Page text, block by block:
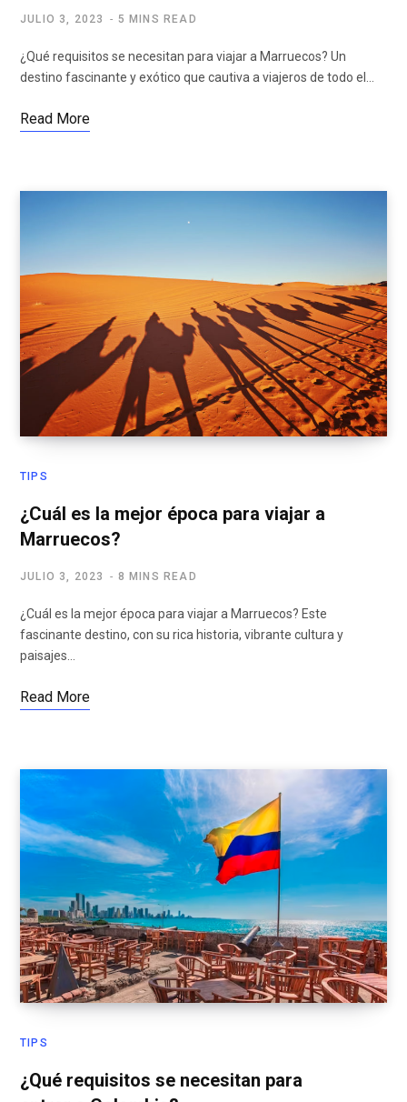
JULIO 3, 2023 5 MINS READ
¿Qué requisitos se necesitan para viajar a Marruecos? Un
destino fascinante y exótico que cautiva a viajeros de todo el…
Read More
TIPS
¿Cuál es la mejor época para viajar a
Marruecos?
JULIO 3, 2023 8 MINS READ
¿Cuál es la mejor época para viajar a Marruecos? Este
fascinante destino, con su rica historia, vibrante cultura y
paisajes…
Read More
TIPS
¿Qué requisitos se necesitan para